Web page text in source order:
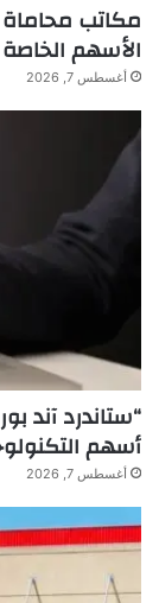
مكاتب
الأسهم الخاصة
أغسطس 7, 2026
“ستاندرد آند
أسهم
أغسطس 7, 2026